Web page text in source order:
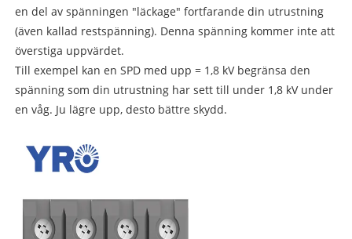
en del av spänningen "läckage" fortfarande din utrustning
(även kallad restspänning). Denna spänning kommer inte att
överstiga uppvärdet.
Till exempel kan en SPD med upp = 1,8 kV begränsa den
spänning som din utrustning har sett till under 1,8 kV under
en våg. Ju lägre upp, desto bättre skydd.